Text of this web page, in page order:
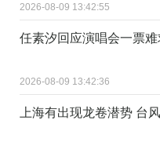
2026-08-09 13:42:55
任素汐回应演唱会一票
2026-08-09 13:42:36
上海有出现龙卷潜势 台